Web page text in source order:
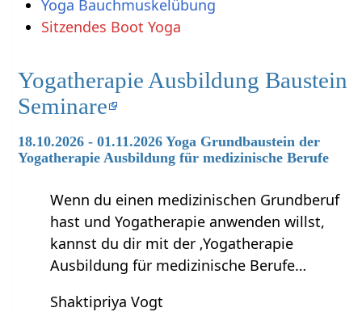
Yoga Bauchmuskelübung
Sitzendes Boot Yoga
Yogatherapie Ausbildung Baustein
Seminare
18.10.2026 - 01.11.2026 Yoga Grundbaustein der
Yogatherapie Ausbildung für medizinische Berufe
Wenn du einen medizinischen Grundberuf
hast und Yogatherapie anwenden willst,
kannst du dir mit der ‚Yogatherapie
Ausbildung für medizinische Berufe…
Shaktipriya Vogt